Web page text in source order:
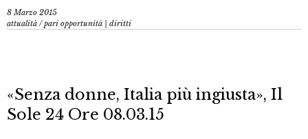
8 Marzo 2015
attualità /pari opportunità | diritti
«Senza donne, Italia più ingiusta», Il
Sole 24 Ore 08.03.15